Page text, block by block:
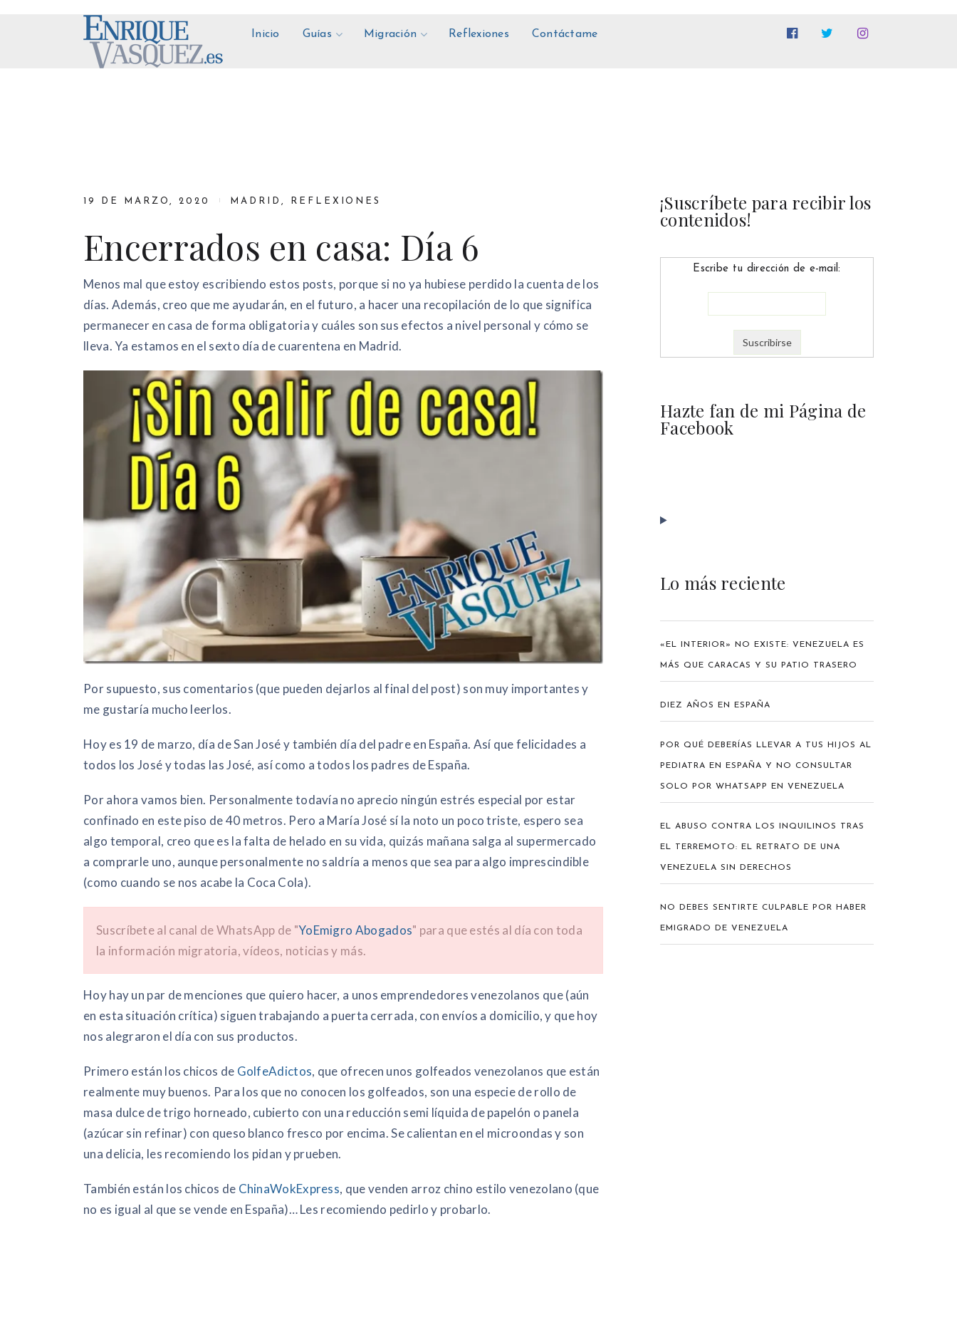
Inicio Guías Migración Reflexiones Contáctame
19 DE MARZO, 2020 MADRID , REFLEXIONES
Encerrados en casa: Día 6
Menos mal que estoy escribiendo estos posts, porque si no ya hubiese perdido la cuenta de los
días. Además, creo que me ayudarán, en el futuro, a hacer una recopilación de lo que significa
permanecer en casa de forma obligatoria y cuáles son sus efectos a nivel personal y cómo se
lleva. Ya estamos en el sexto día de cuarentena en Madrid.
Por supuesto, sus comentarios (que pueden dejarlos al final del post) son muy importantes y
me gustaría mucho leerlos.
Hoy es 19 de marzo, día de San José y también día del padre en España. Así que felicidades a
todos los José y todas las José, así como a todos los padres de España.
Por ahora vamos bien. Personalmente todavía no aprecio ningún estrés especial por estar
confinado en este piso de 40 metros. Pero a María José sí la noto un poco triste, espero sea
algo temporal, creo que es la falta de helado en su vida, quizás mañana salga al supermercado
a comprarle uno, aunque personalmente no saldría a menos que sea para algo imprescindible
(como cuando se nos acabe la Coca Cola).
Suscríbete al canal de WhatsApp de "YoEmigro Abogados" para que estés al día con toda
la información migratoria, vídeos, noticias y más.
Hoy hay un par de menciones que quiero hacer, a unos emprendedores venezolanos que (aún
en esta situación crítica) siguen trabajando a puerta cerrada, con envíos a domicilio, y que hoy
nos alegraron el día con sus productos.
Primero están los chicos de GolfeAdictos, que ofrecen unos golfeados venezolanos que están
realmente muy buenos. Para los que no conocen los golfeados, son una especie de rollo de
masa dulce de trigo horneado, cubierto con una reducción semi líquida de papelón o panela
(azúcar sin refinar) con queso blanco fresco por encima. Se calientan en el microondas y son
una delicia, les recomiendo los pidan y prueben.
También están los chicos de ChinaWokExpress, que venden arroz chino estilo venezolano (que
no es igual al que se vende en España)… Les recomiendo pedirlo y probarlo.
¡Suscríbete para recibir los
contenidos!
Escribe tu dirección de e-mail:
Hazte fan de mi Página de
Facebook
Lo más reciente
«EL INTERIOR» NO EXISTE: VENEZUELA ES
MÁS QUE CARACAS Y SU PATIO TRASERO
DIEZ AÑOS EN ESPAÑA
POR QUÉ DEBERÍAS LLEVAR A TUS HIJOS AL
PEDIATRA EN ESPAÑA Y NO CONSULTAR
SOLO POR WHATSAPP EN VENEZUELA
EL ABUSO CONTRA LOS INQUILINOS TRAS
EL TERREMOTO: EL RETRATO DE UNA
VENEZUELA SIN DERECHOS
NO DEBES SENTIRTE CULPABLE POR HABER
EMIGRADO DE VENEZUELA